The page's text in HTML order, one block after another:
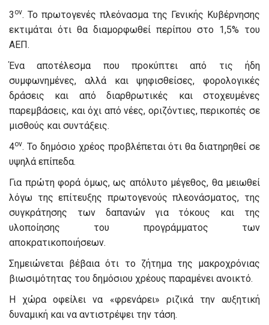
3 ον. Το πρωτογενές πλεόνασμα της Γενικής Κυβέρνησης
εκτιμάται ότι θα διαμορφωθεί περίπου στο 1,5% του
ΑΕΠ.
Ένα αποτέλεσμα που προκύπτει από τις ήδη
συμφωνημένες, αλλά και ψηφισθείσες, φορολογικές
δράσεις και από διαρθρωτικές και στοχευμένες
παρεμβάσεις, και όχι από νέες, οριζόντιες, περικοπές σε
μισθούς και συντάξεις.
4ον. Το δημόσιο χρέος προβλέπεται ότι θα διατηρηθεί σε
υψηλά επίπεδα.
Για πρώτη φορά όμως, ως απόλυτο μέγεθος, θα μειωθεί
λόγω της επίτευξης πρωτογενούς πλεονάσματος, της
συγκράτησης των δαπανών για τόκους και της
υλοποίησης του προγράμματος των
αποκρατικοποιήσεων.
Σημειώνεται βέβαια ότι το ζήτημα της μακροχρόνιας
βιωσιμότητας του δημόσιου χρέους παραμένει ανοικτό.
Η χώρα οφείλει να «φρενάρει» ριζικά την αυξητική
δυναμική και να αντιστρέψει την τάση.